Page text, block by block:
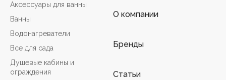
Аксессуары для ванны
Ванны
Водонагреватели
Все для сада
Душевые кабины и
ограждения
О компании
Бренды
Статьи